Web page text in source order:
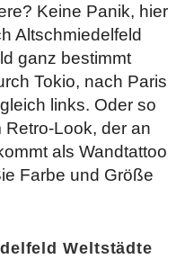
Keine Panik, hier
Altschmiedelfeld
ganz bestimmt
Tokio, nach Paris
links. Oder so
Look, der an
als Wandtattoo
Farbe und Größe
Weltstädte